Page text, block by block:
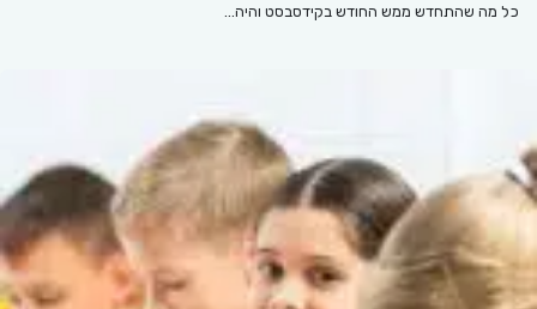
כל מה שהתחדש ממש החודש בקידסבסט והיה…